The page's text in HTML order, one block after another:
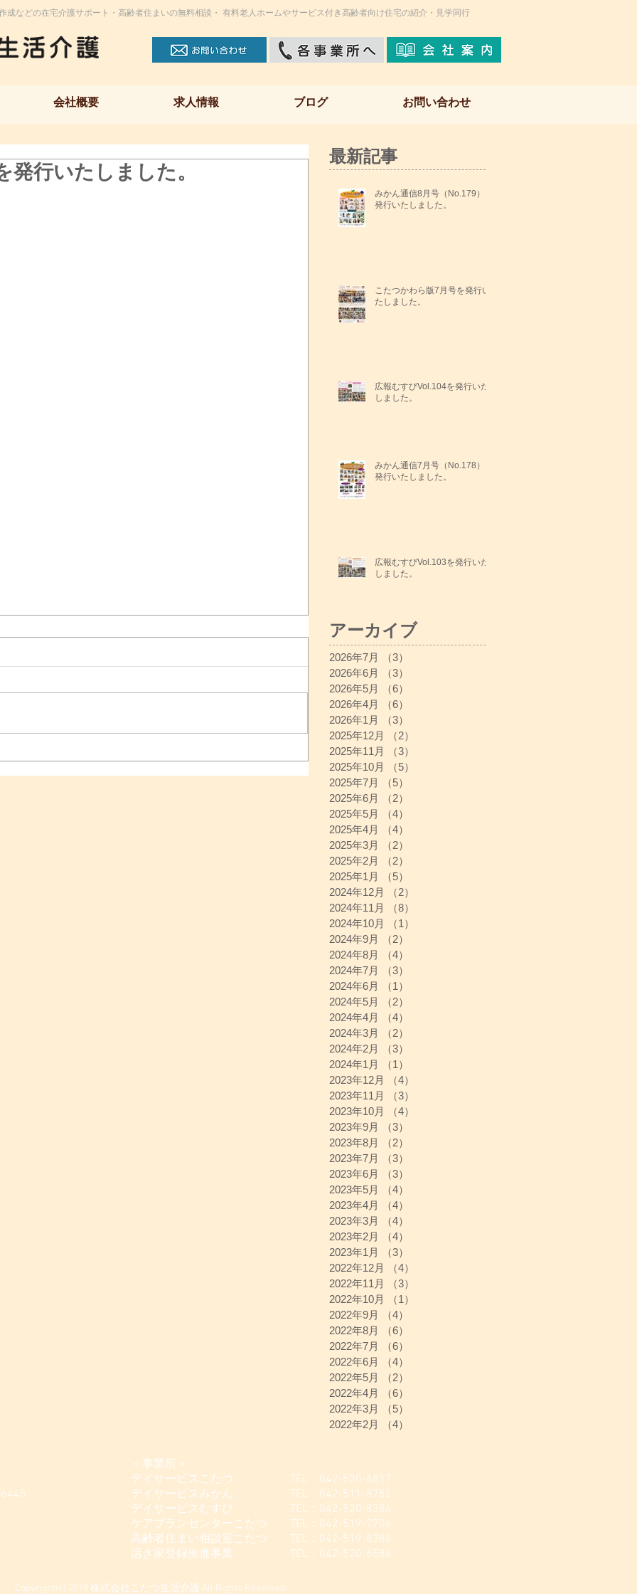
成などの在宅介護サポート・高齢者住まいの無料相談・ 有料老人ホームやサービス付き高齢者向け住宅の紹介・見学同行
会社概要 求人情報 ブログ お問い合わせ
発行いたしました。
最新記事
みかん通信8月号（No.179）を
発行いたしました。
こたつかわら版7月号を発行い
たしました。
広報むすびVol.104を発行いた
しました。
みかん通信7月号（No.178）を
発行いたしました。
広報むすびVol.103を発行いた
しました。
アーカイブ
2026年7月 （3）
2026年6月
（3）
2026年5月
（6）
2026年4月
（6）
2026年1月
（3）
2025年12月
（2）
2025年11月
（3）
2025年10月
（5）
2025年7月
（5）
2025年6月
（2）
2025年5月
（4）
2025年4月
（4）
2025年3月
（2）
2025年2月
（2）
2025年1月
（5）
2024年12月
（2）
2024年11月
（8）
2024年10月
（1）
2024年9月
（2）
2024年8月
（4）
2024年7月
（3）
2024年6月
（1）
2024年5月
（2）
2024年4月
（4）
2024年3月
（2）
2024年2月
（3）
2024年1月
（1）
2023年12月
（4）
2023年11月
（3）
2023年10月
（4）
2023年9月
（3）
2023年8月
（2）
2023年7月
（3）
2023年6月
（3）
2023年5月
（4）
2023年4月
（4）
2023年3月
（4）
2023年2月
（4）
2023年1月
（3）
2022年12月
（4）
2022年11月
（3）
2022年10月
（1）
2022年9月
（4）
2022年8月
（6）
2022年7月
（6）
2022年6月
（4）
2022年5月
（2）
2022年4月
（6）
2022年3月
（5）
2022年2月
（4）
＜事業所＞
デイサービスこたつ TEL：042-520-6817
デイサービスみかん TEL：042-511-8752
デイサービスむすび TEL：042-520-8386​
ケアプランセンターこたつ TEL：042-519-7706
高齢者住まい相談室こたつ TEL：042-519-8388
活き家登録推進事業 TEL：042-520-6588
Copyright(c) 2018 株式会社こたつ生活介護 All Rights Reserved.